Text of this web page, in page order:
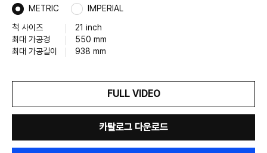
METRIC
IMPERIAL
척 사이즈
21 inch
최대 가공경
550 mm
최대 가공길이
938 mm
FULL VIDEO
카탈로그 다운로드